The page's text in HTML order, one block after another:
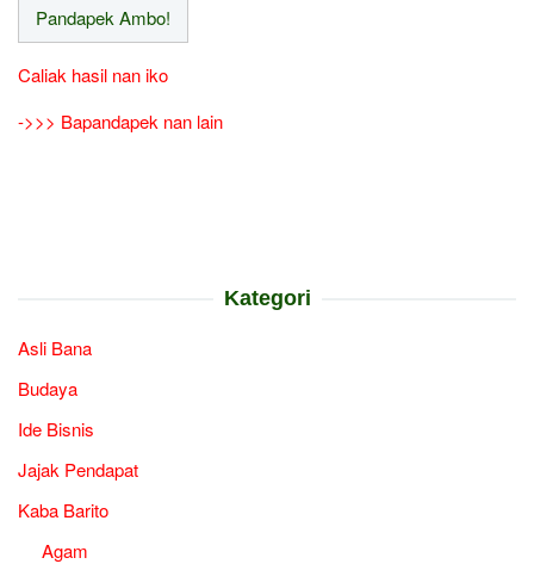
Caliak hasil nan iko
->>> Bapandapek nan lain
Kategori
Asli Bana
Budaya
Ide Bisnis
Jajak Pendapat
Kaba Barito
Agam